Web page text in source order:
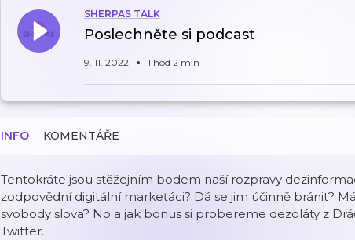
SHERPAS TALK
Poslechněte si podcast
9. 11. 2022 1 hod 2 min
INFO KOMENTÁŘE
Tentokráte jsou stěžejním bodem naší rozpravy
zodpovědní digitální markeťáci? Dá se jim účinně bránit?
svobody slova? No a jak bonus si probereme dezoláty z
Twitter.